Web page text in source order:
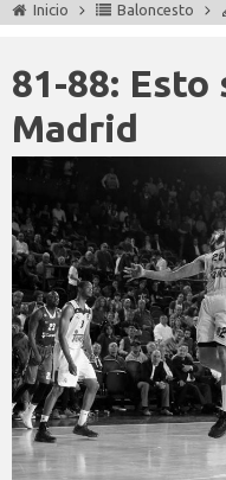
Inicio Baloncesto
81-88: Esto
Madrid